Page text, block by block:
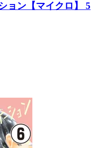
ョン【マイクロ】 5